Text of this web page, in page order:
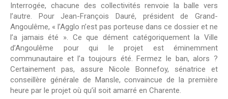
Interrogée, chacune des collectivités renvoie la balle vers
l’autre. Pour Jean-François Dauré, président de Grand-
Angoulême, « l’Agglo n’est pas porteuse dans ce dossier et ne
l’a jamais été ». Ce que dément catégoriquement la Ville
d’Angoulême pour qui le projet est éminemment
communautaire et l’a toujours été. Fermez le ban, alors ?
Certainement pas, assure Nicole Bonnefoy, sénatrice et
conseillère générale de Mansle, convaincue de la première
heure par le projet où qu’il soit amarré en Charente.